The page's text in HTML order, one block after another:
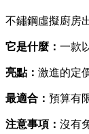
不鏽鋼虛擬廚房
它是什麼： 一款
亮點： 激進的定
最適合： 預算有
注意事項： 沒有